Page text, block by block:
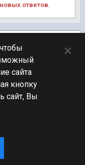
ответов.
сайта
кнопку
сайт, Вы
×